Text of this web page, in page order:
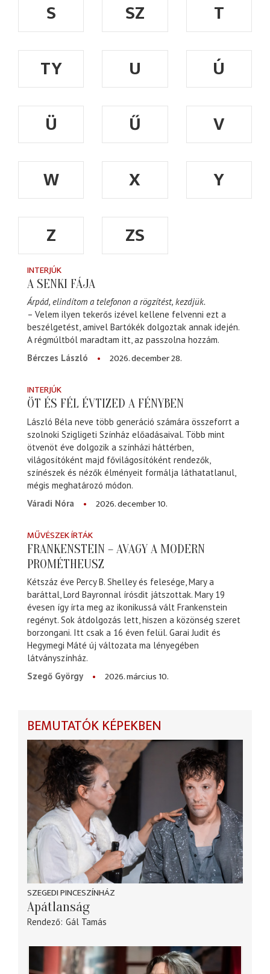
S SZ
T
TY
U
Ú
Ü
Ű
V
W
X
Y
Z
ZS
INTERJÚK
A SENKI FÁJA
Árpád, elindítom a telefonon a rögzítést, kezdjük.
– Velem ilyen tekerős izével kellene felvenni ezt a
beszélgetést, amivel Bartókék dolgoztak annak idején.
A régmúltból maradtam itt, az passzolna hozzám.
Bérczes László
2026. december 28.
INTERJÚK
ÖT ÉS FÉL ÉVTIZED A FÉNYBEN
László Béla neve több generáció számára összeforrt a
szolnoki Szigligeti Színház előadásaival. Több mint
ötvenöt éve dolgozik a színházi háttérben,
világosítóként majd fővilágosítóként rendezők,
színészek és nézők élményeit formálja láthatatlanul,
mégis meghatározó módon.
Váradi Nóra
2026. december 10.
MŰVÉSZEK ÍRTÁK
FRANKENSTEIN – AVAGY A MODERN
PROMÉTHEUSZ
Kétszáz éve Percy B. Shelley és felesége, Mary a
baráttal, Lord Bayronnal írósdit játszottak. Mary 19
évesen így írta meg az ikonikussá vált Frankenstein
regényt. Sok átdolgozás lett, hiszen a közönség szeret
borzongani. Itt csak a 16 éven felül. Garai Judit és
Hegymegi Máté új változata ma lényegében
látványszínház.
Szegő György
2026. március 10.
BEMUTATÓK KÉPEKBEN
SZEGEDI PINCESZÍNHÁZ
Apátlanság
Rendező Gál Tamás